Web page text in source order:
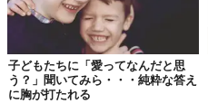
子どもたちに「愛ってなんだと思
う？」聞いてみら・・・純粋な答え
に胸が打たれる